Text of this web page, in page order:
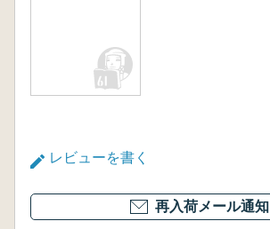
レビューを書く
再入荷メール通知